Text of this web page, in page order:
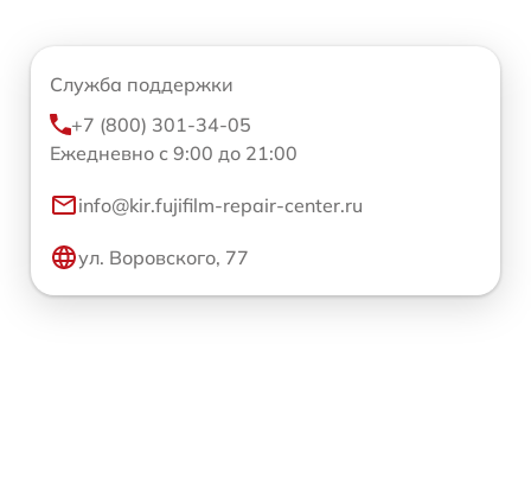
Служба поддержки
+7 (800) 301-34-05
Ежедневно с 9:00 до 21:00
info@kir.fujifilm-repair-center.ru
ул. Воровского, 77